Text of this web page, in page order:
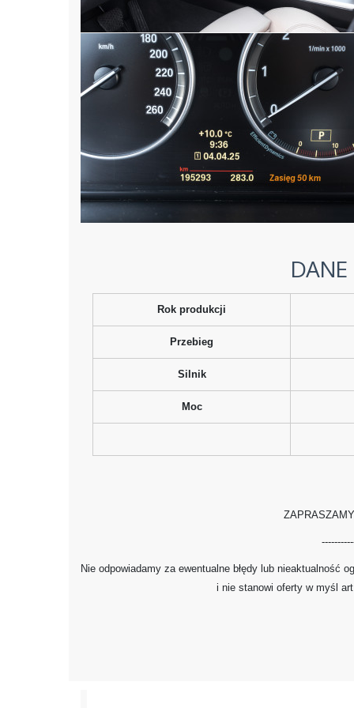
Rok produkcji
Przebieg
Silnik
Moc
Nie odpowiadamy za ewentualne błędy lub nieaktualność
i nie stanowi oferty w myśl